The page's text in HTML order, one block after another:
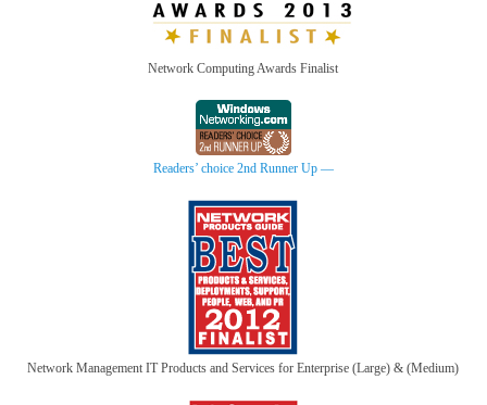
Network Computing Awards Finalist
Readers’ choice 2nd Runner Up —
Network Management IT Products and Services for Enterprise (Large) & (Medium)